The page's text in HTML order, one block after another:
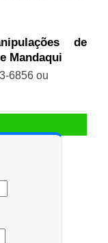
de
Mandaqui
6856 ou